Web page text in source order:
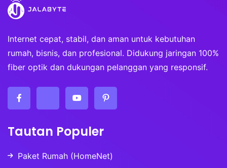
Internet cepat, stabil, dan aman untuk kebutuhan
rumah, bisnis, dan profesional. Didukung jaringan 100%
fiber optik dan dukungan pelanggan yang responsif.
Tautan Populer
Paket Rumah (HomeNet)